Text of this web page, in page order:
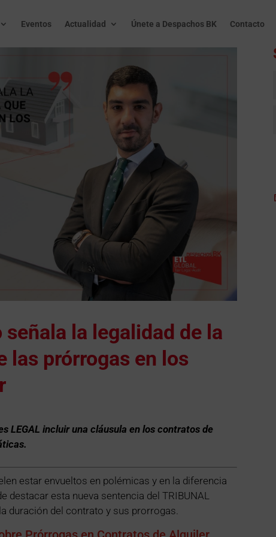
Eventos Actualidad Únete a Despachos BK Contacto
la legalidad de la
las prórrogas en los
LEGAL incluir una cláusula en los contratos de
estar envueltos en polémicas y en la diferencia
destacar esta nueva sentencia del TRIBUNAL
duración del contrato y sus prorrogas.